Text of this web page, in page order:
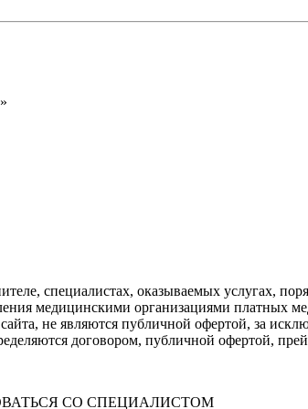
специалистах, оказываемых услугах,
медицинскими организациями платных
не являются публичной офертой, за
договором, публичной офертой,
СО СПЕЦИАЛИСТОМ